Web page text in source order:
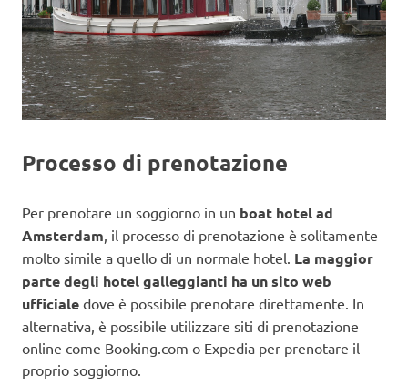
Processo di prenotazione
Per prenotare un soggiorno in un boat hotel ad
Amsterdam , il processo di prenotazione è solitamente
molto simile a quello di un normale hotel. La maggior
parte degli hotel galleggianti ha un sito web
ufficiale dove è possibile prenotare direttamente. In
alternativa, è possibile utilizzare siti di prenotazione
online come Booking.com o Expedia per prenotare il
proprio soggiorno.